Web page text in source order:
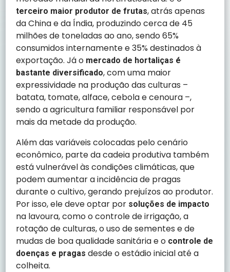
terceiro maior produtor de frutas, atrás apenas
da China e da Índia, produzindo cerca de 45
milhões de toneladas ao ano, sendo 65%
consumidos internamente e 35% destinados à
exportação. Já o mercado de hortaliças é
bastante diversificado, com uma maior
expressividade na produção das culturas –
batata, tomate, alface, cebola e cenoura –,
sendo a agricultura familiar responsável por
mais da metade da produção.
Além das variáveis colocadas pelo cenário
econômico, parte da cadeia produtiva também
está vulnerável às condições climáticas, que
podem aumentar a incidência de pragas
durante o cultivo, gerando prejuízos ao produtor.
Por isso, ele deve optar por soluções de impacto
na lavoura, como o controle de irrigação, a
rotação de culturas, o uso de sementes e de
mudas de boa qualidade sanitária e o controle de
doenças e pragas desde o estádio inicial até a
colheita.